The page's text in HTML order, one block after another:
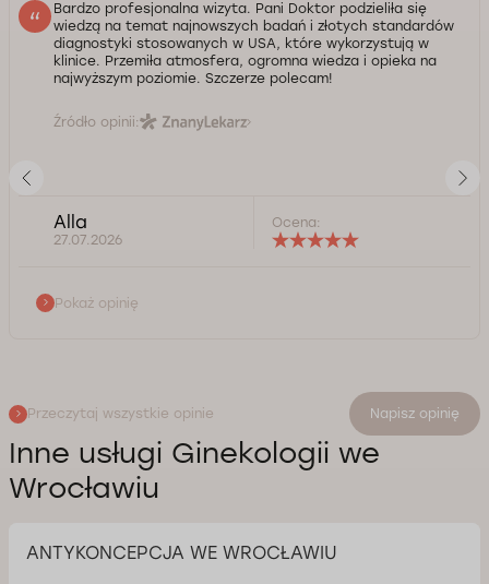
Bardzo profesjonalna wizyta. Pani Doktor podzieliła się
wiedzą na temat najnowszych badań i złotych standardów
diagnostyki stosowanych w USA, które wykorzystują w
klinice. Przemiła atmosfera, ogromna wiedza i opieka na
najwyższym poziomie. Szczerze polecam!
Źródło opinii:
Alla
27.07.2026
Ocena:
Pokaż opinię
Przeczytaj wszystkie opinie Napisz opinię
Inne usługi Ginekologii we
Wrocławiu
ANTYKONCEPCJA WE WROCŁAWIU